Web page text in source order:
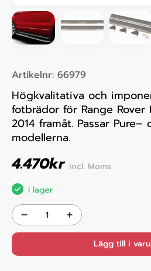
Artikelnr: 66979
Högkvalitativa och
fotbrädor för Range Rover
2014 framåt. Passar Pure–
modellerna.
4.470kr incl. Moms
I lager
Lägg till i